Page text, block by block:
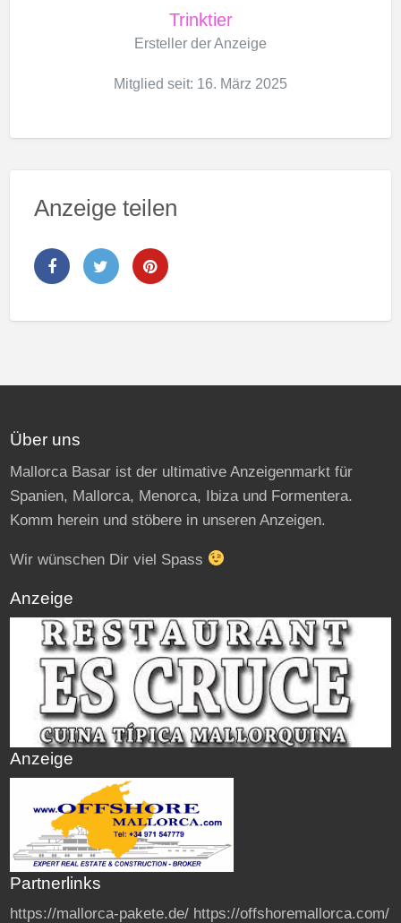
Trinktier
Ersteller der Anzeige
Mitglied seit: 16. März 2025
Anzeige teilen
Über uns
Mallorca Basar ist der ultimative Anzeigenmarkt für
Spanien, Mallorca, Menorca, Ibiza und Formentera.
Komm herein und stöbere in unseren Anzeigen.
Wir wünschen Dir viel Spass
Anzeige
Anzeige
Partnerlinks
https://mallorca-pakete.de/ https://offshoremallorca.com/